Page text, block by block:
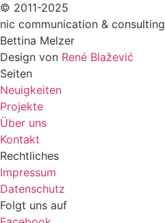
© 2011-2025
nic communication & consulting
Bettina Melzer
Design von René Blažević
Seiten
Neuigkeiten
Projekte
Über uns
Kontakt
Rechtliches
Impressum
Datenschutz
Folgt uns auf